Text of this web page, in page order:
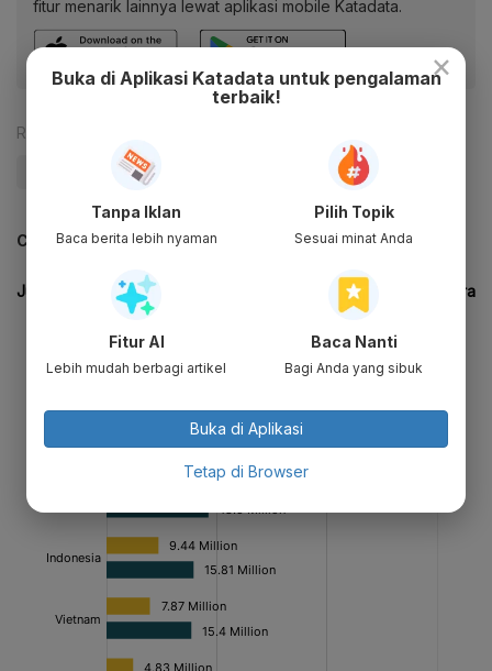
fitur menarik lainnya lewat aplikasi mobile Katadata.
Reporter:
#Kabinet Jokowi-Maruf
CEK JUGA DATA INI
×
Buka di Aplikasi Katadata untuk pengalaman
terbaik!
Tanpa Iklan
Baca berita lebih nyaman
Pilih Topik
Sesuai minat Anda
Fitur AI
Lebih mudah berbagi artikel
Baca Nanti
Bagi Anda yang sibuk
Buka di Aplikasi
Tetap di Browser